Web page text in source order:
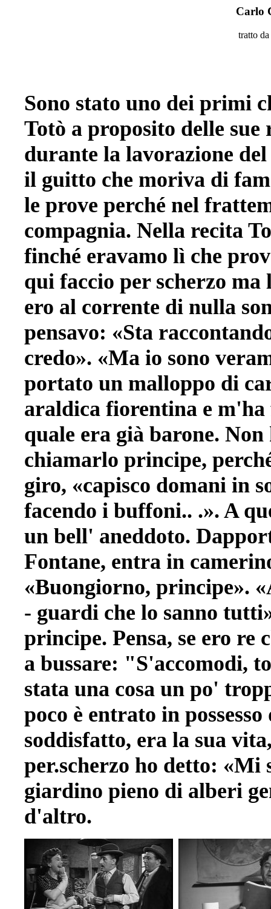
Carlo
tratto
Sono stato uno dei primi
Totò a proposito delle
durante la lavorazione
il guitto che moriva di
le prove perché nel
compagnia. Nella recita
finché eravamo lì che
qui faccio per scherzo ma
ero al corrente di nulla
pensavo: «Sta
credo». «Ma io sono
portato un malloppo di
araldica fiorentina e
quale era già barone.
chiamarlo principe,
giro, «capisco domani in
facendo i buffoni.. .». A
un bell' aneddoto.
Fontane, entra in
«Buongiorno, principe».
- guardi che lo sanno
principe. Pensa, se ero re
a bussare: "S'accomodi,
stata una cosa un po'
poco è entrato in
soddisfatto, era la sua
per.scherzo ho detto: «Mi
giardino pieno di alberi
d'altro.